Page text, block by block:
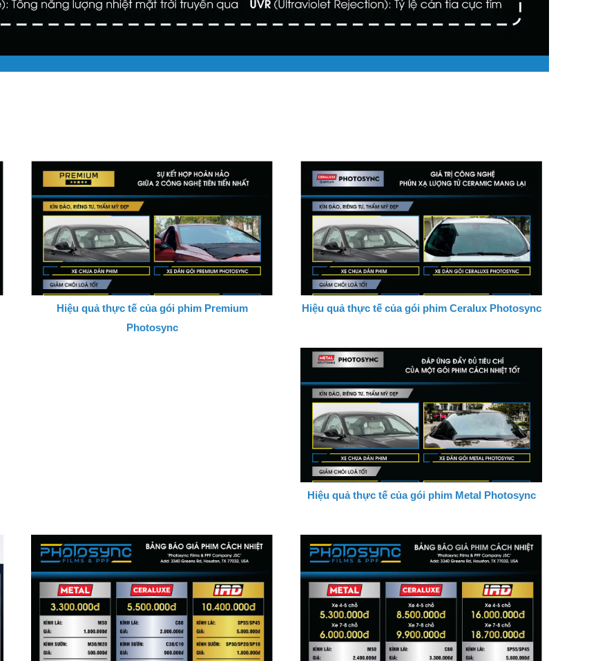
Hiệu quả thực tế của gói phim Premium
Photosync
Hiệu quả thực tế của gói phim Ceralux Photosync
Hiệu quả thực tế của gói phim Metal Photosync